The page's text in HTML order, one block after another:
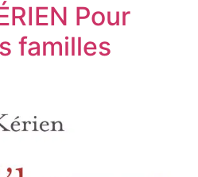
Pour
familles